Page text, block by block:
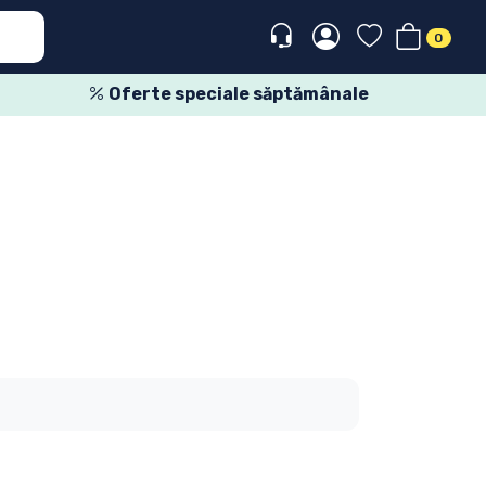
0
Oferte speciale săptămânale